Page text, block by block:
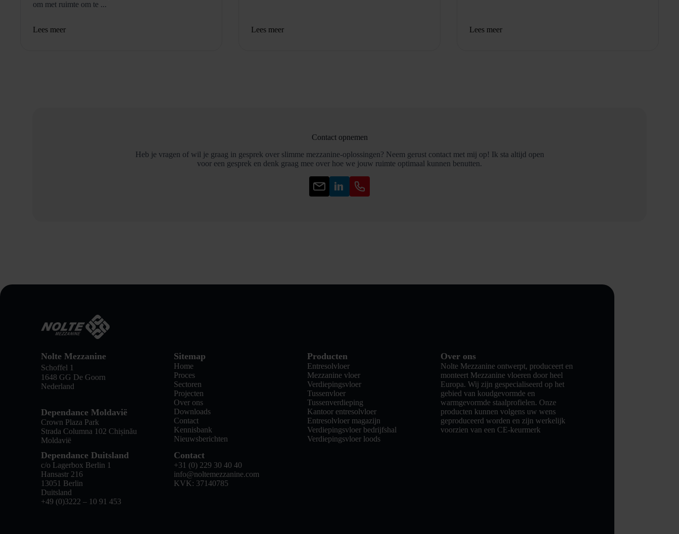
om met ruimte om te ...
Lees meer Lees meer Lees meer
Contact opnemen
Heb je vragen of wil je graag in gesprek over slimme mezzanine-oplossingen? Neem gerust contact met mij op! Ik sta altijd open
voor een gesprek en denk graag mee over hoe we jouw ruimte optimaal kunnen benutten.
Nolte Mezzanine
Schoffel 1
1648 GG De Goorn
Nederland
Dependance Moldavië
Crown Plaza Park
Strada Columna 102 Chișinău
Moldavië
Sitemap
Home
Proces
Sectoren
Projecten
Over ons
Downloads
Contact
Kennisbank
Nieuwsberichten
Producten
Entresolvloer
Mezzanine vloer
Verdiepingsvloer
Tussenvloer
Tussenverdieping
Kantoor entresolvloer
Entresolvloer magazijn
Verdiepingsvloer bedrijfshal
Verdiepingsvloer loods
Over ons
Nolte Mezzanine ontwerpt, produceert en
monteert Mezzanine vloeren door heel
Europa. Wij zijn gespecialiseerd op het
gebied van koudgevormde en
warmgevormde staalprofielen. Onze
producten kunnen volgens uw wens
geproduceerd worden en zijn werkelijk
voorzien van een CE-keurmerk
Dependance Duitsland
c/o Lagerbox Berlin 1
Hansastr 216
13051 Berlin
Duitsland
+49 (0)3222 – 10 91 453
Contact
+31 (0) 229 30 40 40
info@noltemezzanine.com
KVK: 37140785